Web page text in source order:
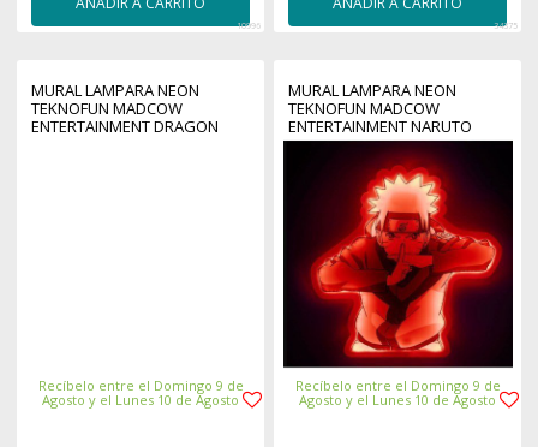
10996 34375
MURAL LAMPARA NEON
TEKNOFUN MADCOW
ENTERTAINMENT DRAGON
Recíbelo entre el Domingo 9 de
Agosto y el Lunes 10 de Agosto
MURAL LAMPARA NEON
TEKNOFUN MADCOW
ENTERTAINMENT NARUTO
SHIPPUDEN 40 CM
Recíbelo entre el Domingo 9 de
Agosto y el Lunes 10 de Agosto